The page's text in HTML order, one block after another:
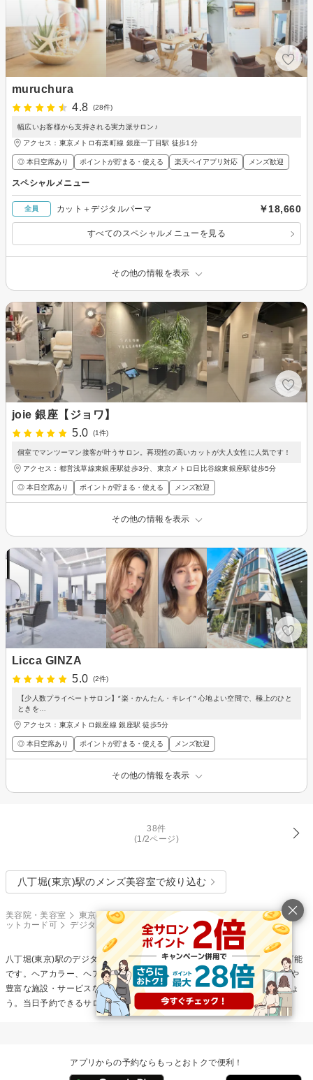
muruchura
4.8
(28件)
幅広いお客様から支持される実力派サロン♪
アクセス：東京メトロ有楽町線 銀座一丁目駅 徒歩1分
◎ 本日空席あり ポイントが貯まる・使える 楽天ペイアプリ対応 メンズ歓迎
スペシャルメニュー
全員 カット＋デジタルパーマ ￥18,660
すべてのスペシャルメニューを見る
その他の情報を表示
joie 銀座【ジョワ】
5.0
(1件)
個室でマンツーマン接客が叶うサロン。再現性の高いカットが大人女性に人気です！
アクセス：都営浅草線東銀座駅徒歩3分、東京メトロ日比谷線東銀座駅徒歩5分
◎ 本日空席あり ポイントが貯まる・使える メンズ歓迎
その他の情報を表示
Licca GINZA
5.0
(2件)
【少人数プライベートサロン】″楽・かんたん・キレイ″ 心地よい空間で、極上のひと
ときを…
アクセス：東京メトロ銀座線 銀座駅 徒歩5分
◎ 本日空席あり ポイントが貯まる・使える メンズ歓迎
その他の情報を表示
38件
(1/2ページ)
八丁堀(東京)駅のメンズ美容室で絞り込む
美容院・美容室 東京都 銀座・新橋・有楽町 八丁堀(東京)駅
クレジ
ットカード可
デジタルパーマ 人気が高い順
八丁堀(東京)駅のデジタルパーマサロン(人気が高い順)から検索＆予約が可能
です。ヘアカラー、ヘアカット、ヘアトリートメントなどの得意メニューや
豊富な施設・サービスなどの条件から自分にピッタリの施術を見つけましょ
う。当日予約できるサロンもあります。
アプリからの予約ならもっとおトクで便利！